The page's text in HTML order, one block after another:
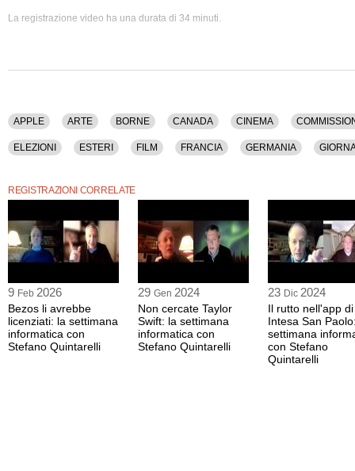
La registrazione video ha una durata di 34 minuti.
APPLE ARTE BORNE CANADA CINEMA
ELEZIONI ESTERI FILM FRANCIA GERMANIA
REGISTRAZIONI CORRELATE
9 Feb 2026
Bezos li avrebbe
licenziati: la settimana
informatica con
Stefano Quintarelli
29 Gen 2024
Non cercate Taylor
Swift: la settimana
informatica con
Stefano Quintarelli
23 Dic 2024
Il rutto nell'app di
Intesa San
settimana
con Stefano
Quintarelli